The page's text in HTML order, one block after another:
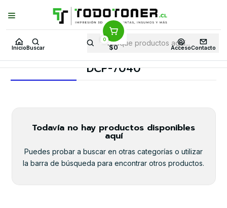
Inicio Buscar
0
$0 AccesoContacto
Puedes Elegir: Comprar enTienda· Despachoa Todo Chile · Retiro en
Tienda en24 Horas
Inicio Toner y tambor Toner Original BROTHER
Equipos BROTHER
DCP-7040
Todavía no hay productos disponibles
aquí
Puedes probar a buscar en otras categorías o utilizar
la barra de búsqueda para encontrar otros productos.